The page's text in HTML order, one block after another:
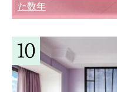
た数年